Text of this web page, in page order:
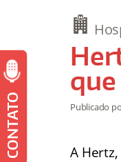
Publicado
A
CONTATO